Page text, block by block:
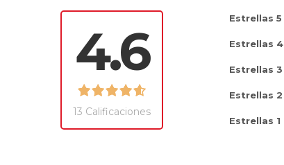
4.6
13 Calificaciones
Estrellas 5
Estrellas 4
Estrellas 3
Estrellas 2
Estrellas 1